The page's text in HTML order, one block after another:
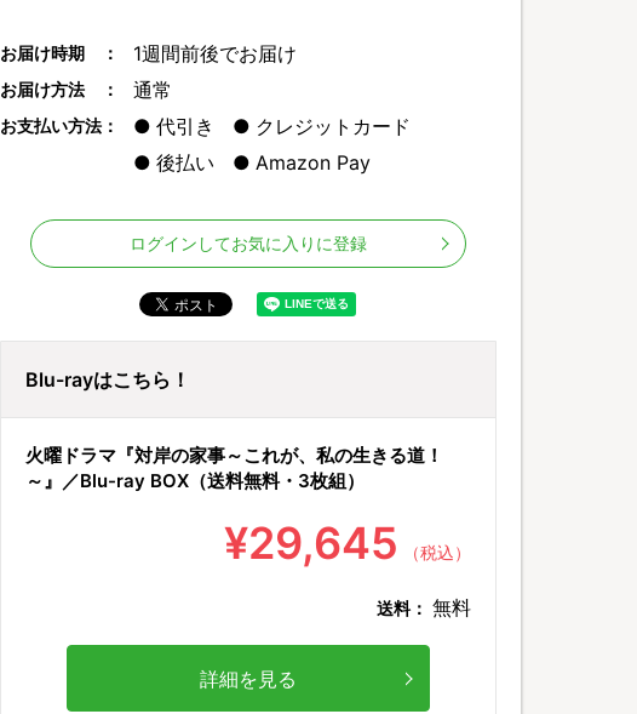
お届け時期 ： 1週間前後でお届け
お届け方法 ： 通常
お支払い方法： 代引き
クレジットカード
後払い
Amazon Pay
ログインしてお気に入りに登録
Blu-rayはこちら！
火曜ドラマ『対岸の家事～これが、私の生きる道！
～』／Blu-ray BOX（送料無料・3枚組）
¥29,645 （税込）
送料： 無料
詳細を見る